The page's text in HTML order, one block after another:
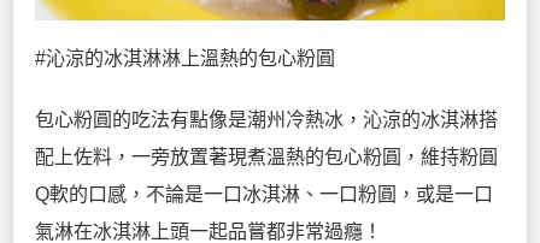
#沁涼的冰淇淋淋上溫熱的包心粉圓
包心粉圓的吃法有點像是潮州冷熱冰，沁涼的冰淇淋搭
配上佐料，一旁放置著現煮溫熱的包心粉圓，維持粉圓
Q軟的口感，不論是一口冰淇淋、一口粉圓，或是一口
氣淋在冰淇淋上頭一起品嘗都非常過癮！